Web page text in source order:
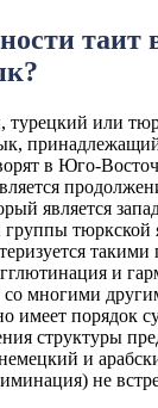
таит
турецкий или
в Юго-
является
группы тюркской
и
со многими
имеет порядок
структуры
и
не